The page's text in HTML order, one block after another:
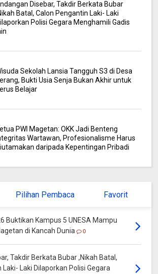
Disebar, Takdir Berkata Bubar
Batal, Calon Pengantin Laki- Laki
Polisi Gegara Menghamili Gadis
Sekolah Lansia Tangguh S3 di Desa
Bukti Usia Senja Bukan Akhir untuk
Belajar
PWI Magetan: OKK Jadi Benteng
Wartawan, Profesionalisme Harus
daripada Kepentingan Pribadi
Pilihan Pembaca Favorit
Buktikan Kampus 5 UNESA Mampu
di Kancah Dunia
0
Takdir Berkata Bubar ,Nikah Batal,
Laki Dilaporkan Polisi Gegara